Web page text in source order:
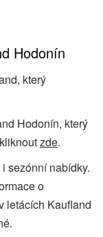
Hodonín
který
Hodonín, který
zde.
sezónní nabídky.
o
letácích Kaufland